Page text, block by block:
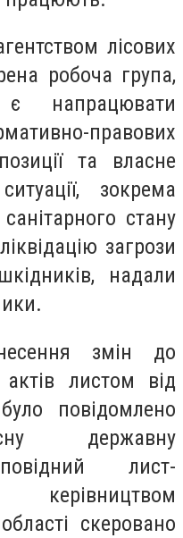
лісових
робоча група,
напрацювати
правових
та власне
зокрема
стану
загрози
надали
змін до
листом від
повідомлено
державну
лист-
скеровано